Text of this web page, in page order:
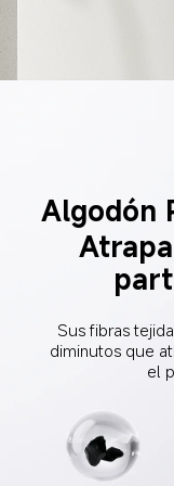
Algodón
Sus fibras
diminutos que
el